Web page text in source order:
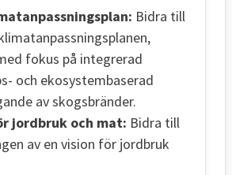
Bidra till
fokus på integrerad
och ekosystembaserad
av skogsbränder.
jordbruk och mat: Bidra till
av en vision för jordbruk